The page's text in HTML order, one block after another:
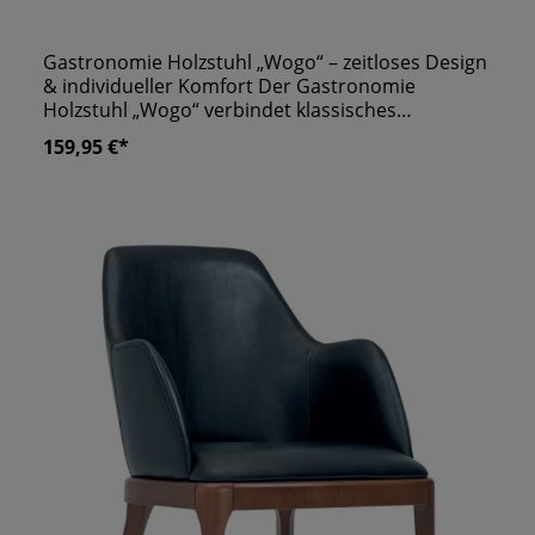
Gastronomie Holzstuhl „Wogo“ – zeitloses Design
& individueller Komfort Der Gastronomie
Holzstuhl „Wogo“ verbindet klassisches
Handwerksdesign mit modernem Sitzkomfort
und ist eine stilvolle Wahl für Restaurants, Cafés,
Ausstrahlung und sorgen gleichzeitig für eine
angenehme Sitzhaltung. Ein besonderes Highlight
des Modells „Wogo“ ist die individuelle
Gestaltbarkeit: Der Stuhl ist mit verschiedenen
Bezugsstoffen erhältlich – von pflegeleichten
Textilien über Samt bis hin zu robusten
Objektstoffen. So lässt sich der Holzstuhl optimal
an das jeweilige Einrichtungskonzept anpassen,
egal ob klassisch, modern oder gemütlich. Die
gepolsterte Sitzfläche erhöht den Sitzkomfort
spürbar und macht den Stuhl ideal für den
täglichen Einsatz in der Gastronomie. Das stabile
159,95 €*